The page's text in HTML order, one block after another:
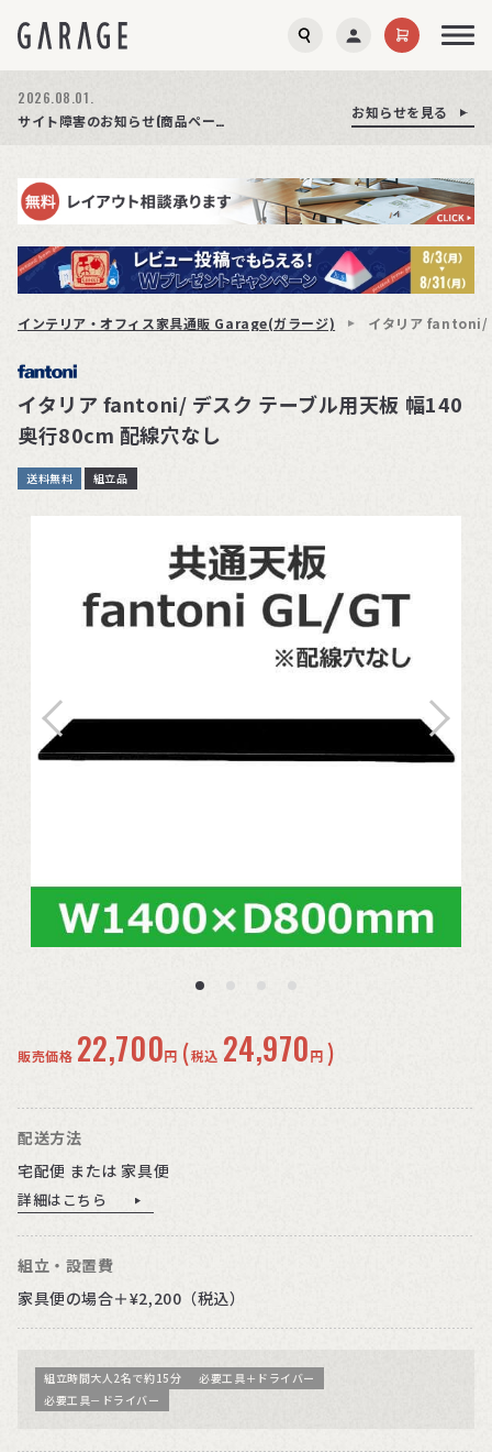
お知らせを見る
商品ページ障害復旧のお知らせ お知らせを見る
2026.08.01.
サイト障害のお知らせ(商品ページが正常に表示されない事象発生)
お知らせを見る
インテリア・オフィス家具通販 Garage(ガラージ) イタリア fantoni/
イタリア fantoni/ デスク テーブル用天板 幅140
奥行80cm 配線穴なし
送料無料 組立品
販売価格 22,700円 (税込 24,970円 )
配送方法
宅配便 または 家具便
詳細はこちら
組立・設置費
家具便の場合＋¥2,200（税込）
組立時間大人2名で約15分
必要工具＋ドライバー
必要工具－ドライバー